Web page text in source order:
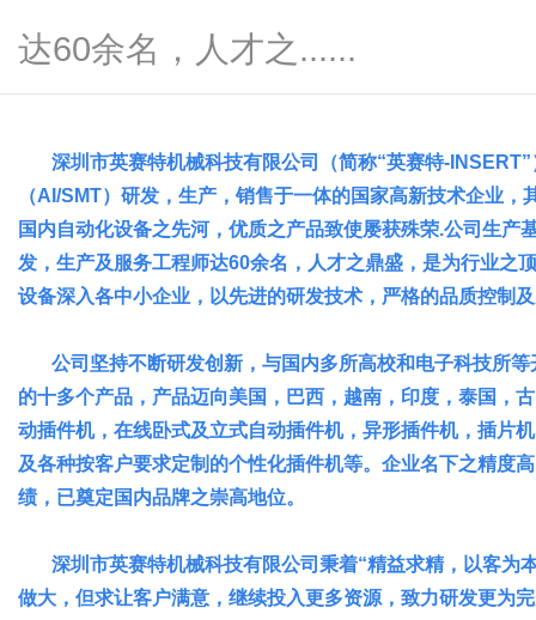
达60余名，人才之......
深圳市英赛特机械科技有限公司（简称“英赛特-INSERT”
（AI/SMT）研发，生产，销售于一体的国家高新技术企业
国内自动化设备之先河，优质之产品致使屡获殊荣.公司生
发，生产及服务工程师达60余名，人才之鼎盛，是为行业之
设备深入各中小企业，以先进的研发技术，严格的品质控制
公司坚持不断研发创新，与国内多所高校和电子科技所等
的十多个产品，产品迈向美国，巴西，越南，印度，泰国，
动插件机，在线卧式及立式自动插件机，异形插件机，插片
及各种按客户要求定制的个性化插件机等。企业名下之精度
绩，已奠定国内品牌之崇高地位。
深圳市英赛特机械科技有限公司秉着“精益求精，以客为
做大，但求让客户满意，继续投入更多资源，致力研发更为